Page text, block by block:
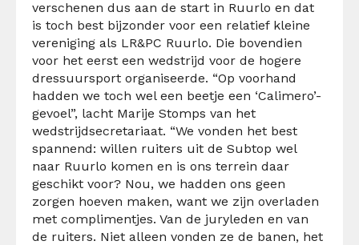
verschenen dus aan de start in Ruurlo en dat
is toch best bijzonder voor een relatief kleine
vereniging als LR&PC Ruurlo. Die bovendien
voor het eerst een wedstrijd voor de hogere
dressuursport organiseerde. “Op voorhand
hadden we toch wel een beetje een ‘Calimero’-
gevoel”, lacht Marije Stomps van het
wedstrijdsecretariaat. “We vonden het best
spannend: willen ruiters uit de Subtop wel
naar Ruurlo komen en is ons terrein daar
geschikt voor? Nou, we hadden ons geen
zorgen hoeven maken, want we zijn overladen
met complimentjes. Van de juryleden en van
de ruiters. Niet alleen vonden ze de banen, het